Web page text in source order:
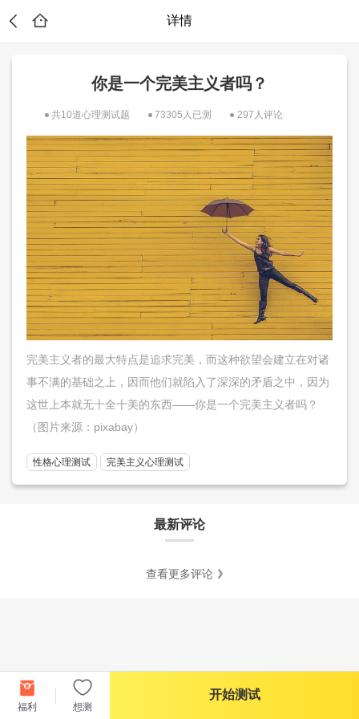
详情
你是一个完美主义者吗？
共10道心理测试题 73305人已测 297人评论
完美主义者的最大特点是追求完美，而这种欲望会建立在对诸
事不满的基础之上，因而他们就陷入了深深的矛盾之中，因为
这世上本就无十全十美的东西——你是一个完美主义者吗？
（图片来源：pixabay）
性格心理测试 完美主义心理测试
最新评论
查看更多评论
福利 想测
开始测试